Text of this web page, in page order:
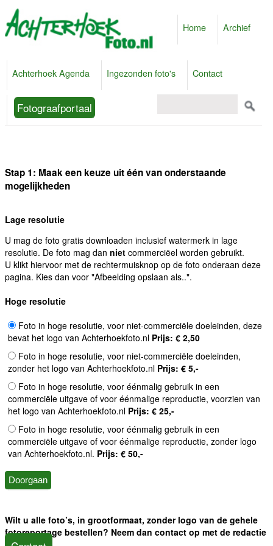
Home Archief
Achterhoek Agenda Ingezonden foto's Contact
Fotograafportaal
Stap 1: Maak een keuze uit één van onderstaande
mogelijkheden
Lage resolutie
U mag de foto gratis downloaden inclusief watermerk in lage
resolutie. De foto mag dan niet commerciëel worden gebruikt.
U klikt hiervoor met de rechtermuisknop op de foto onderaan deze
pagina. Kies dan voor "Afbeelding opslaan als..".
Hoge resolutie
Foto in hoge resolutie, voor niet-commerciële doeleinden, deze
bevat het logo van Achterhoekfoto.nl Prijs: € 2,50
Foto in hoge resolutie, voor niet-commerciële doeleinden,
zonder het logo van Achterhoekfoto.nl Prijs: € 5,-
Foto in hoge resolutie, voor éénmalig gebruik in een
commerciële uitgave of voor éénmalige reproductie, voorzien van
het logo van Achterhoekfoto.nl Prijs: € 25,-
Foto in hoge resolutie, voor éénmalig gebruik in een
commerciële uitgave of voor éénmalige reproductie, zonder logo
van Achterhoekfoto.nl. Prijs: € 50,-
Wilt u alle foto’s, in grootformaat, zonder logo van de gehele
fotoreportage bestellen? Neem dan contact op met de redactie